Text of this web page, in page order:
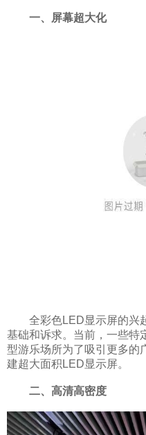
一、屏幕超大化
全彩色LED显示屏的兴起
基础和诉求。当前，一些特
型游乐场所为了吸引更多的
建超大面积LED显示屏。
二、高清高密度